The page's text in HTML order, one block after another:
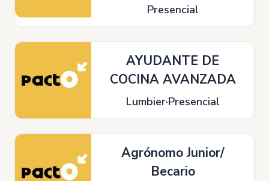
Presencial
AYUDANTE DE
COCINA AVANZADA
Lumbier Presencial
Agrónomo Junior/
Becario